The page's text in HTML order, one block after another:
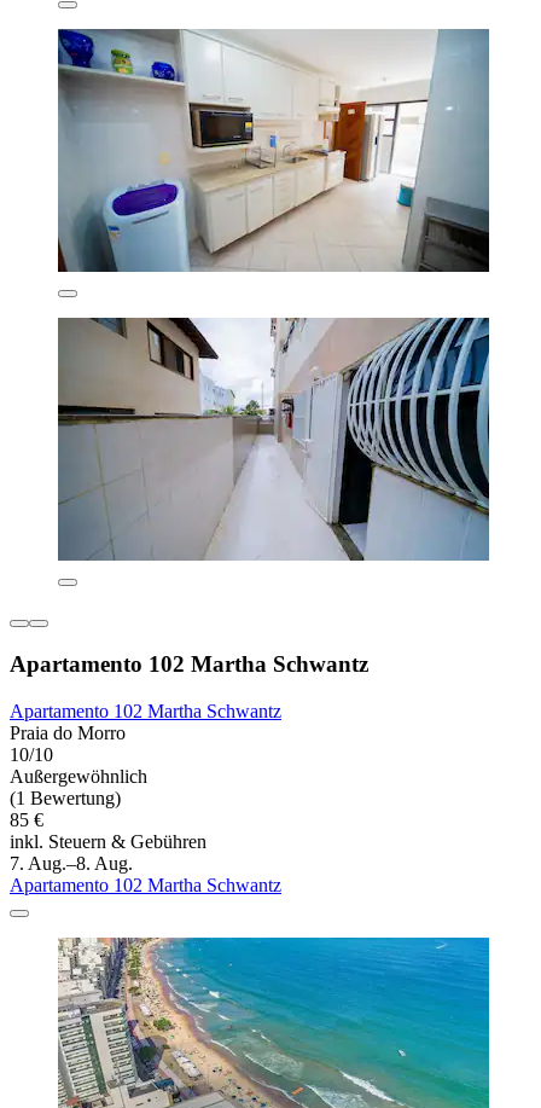
Apartamento 102 Martha Schwantz
Apartamento 102 Martha Schwantz
Praia do Morro
10/10
Außergewöhnlich
(1 Bewertung)
85 €
inkl. Steuern & Gebühren
7. Aug.–8. Aug.
Apartamento 102 Martha Schwantz